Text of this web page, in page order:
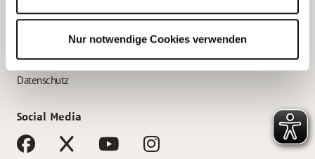
Nur notwendige Cookies verwenden
AWO Gliederungen nach Bundesland
Impressum
Datenschutz
Social Media